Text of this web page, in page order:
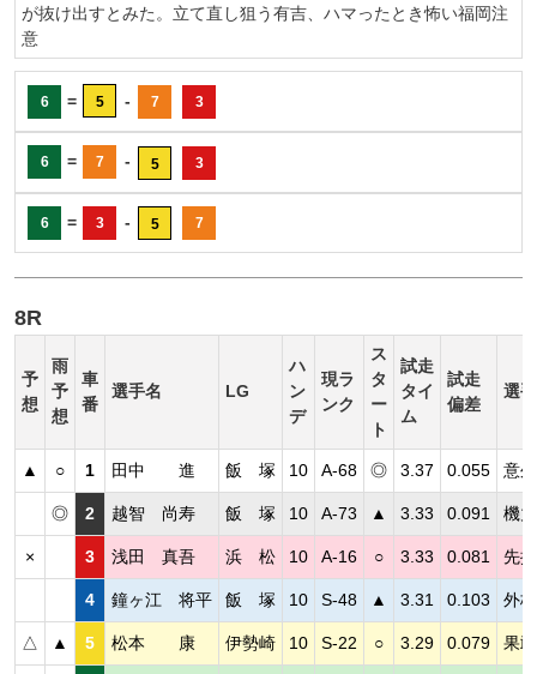
が抜け出すとみた。立て直し狙う有吉、ハマったとき怖い福岡注
意
6 = 5 - 7 3
6 = 7 - 5 3
6 = 3 - 5 7
8R
予
想
雨
予
想
車
番
選手名 LG
ハ
ン
デ
現ラ
ンク
ス
タ
ー
ト
試走
タイ
ム
試走
偏差
選
▲ ○ 1 田中 進 飯 塚 10 A-68 ◎ 3.37 0.055 意
◎ 2 越智 尚寿 飯 塚 10 A-73 ▲ 3.33 0.091 機
× 3 浅田 真吾 浜 松 10 A-16 ○ 3.33 0.081 先
4 鐘ヶ江 将平 飯 塚 10 S-48 ▲ 3.31 0.103 外
△ ▲ 5 松本 康 伊勢崎 10 S-22 ○ 3.29 0.079 果